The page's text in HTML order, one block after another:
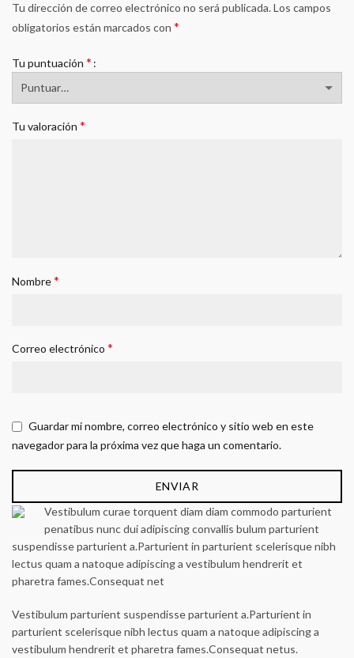
Tu dirección de correo electrónico no será publicada.Los campos
obligatorios están marcados con *
Tu puntuación *
Tu valoración *
Nombre*
Correo electrónico *
Guardar mi nombre, correo electrónico y sitio web en este
navegador para la próxima vez que haga un comentario.
Vestibulum curae torquent diam diam commodo parturient
penatibus nunc dui adipiscing convallis bulum parturient
suspendisse parturient a.Parturient in parturient scelerisque nibh
lectus quam a natoque adipiscing a vestibulum hendrerit et
pharetra fames.Consequat net
Vestibulum parturient suspendisse parturient a.Parturient in
parturient scelerisque nibh lectus quam a natoque adipiscing a
vestibulum hendrerit et pharetra fames.Consequat netus.